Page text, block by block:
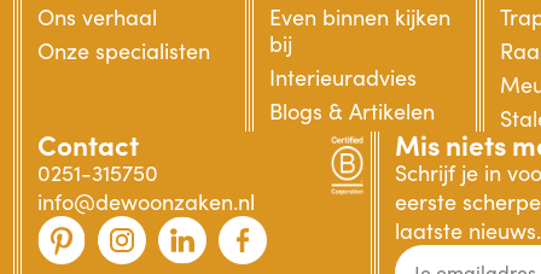
Ons verhaal
Onze specialisten
Even binnen kijken
bij
Interieuradvies
Blogs & Artikelen
Contact
0251-315750
info@dewoonzaken.nl
Mis niets
Schrijf je in
eerste
laatste nieuws.